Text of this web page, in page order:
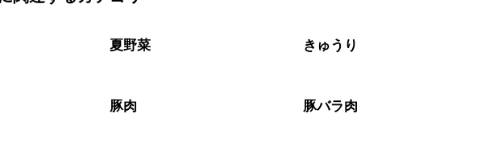
蔵で翌日中が目安です。なるべくお早めにお召し上がりください。
です。 夏野菜 きゅうり
豚肉 豚バラ肉